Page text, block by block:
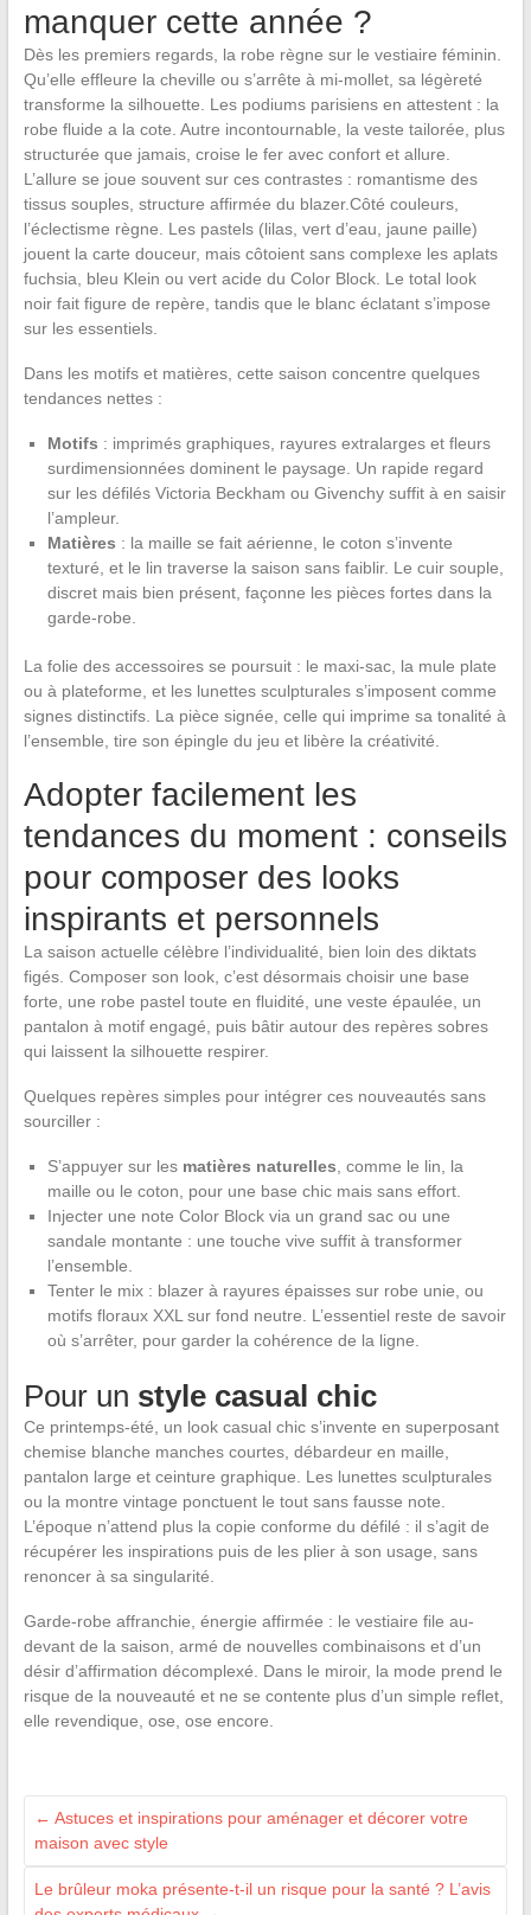
manquer cette année ?
Dès les premiers regards, la robe règne sur le vestiaire féminin.
Qu’elle effleure la cheville ou s’arrête à mi-mollet, sa légèreté
transforme la silhouette. Les podiums parisiens en attestent : la
robe fluide a la cote. Autre incontournable, la veste tailorée, plus
structurée que jamais, croise le fer avec confort et allure.
L’allure se joue souvent sur ces contrastes : romantisme des
tissus souples, structure affirmée du blazer.Côté couleurs,
l’éclectisme règne. Les pastels (lilas, vert d’eau, jaune paille)
jouent la carte douceur, mais côtoient sans complexe les aplats
fuchsia, bleu Klein ou vert acide du Color Block. Le total look
noir fait figure de repère, tandis que le blanc éclatant s’impose
sur les essentiels.
Dans les motifs et matières, cette saison concentre quelques
tendances nettes :
Motifs : imprimés graphiques, rayures extralarges et fleurs
surdimensionnées dominent le paysage. Un rapide regard
sur les défilés Victoria Beckham ou Givenchy suffit à en saisir
l’ampleur.
Matières : la maille se fait aérienne, le coton s’invente
texturé, et le lin traverse la saison sans faiblir. Le cuir souple,
discret mais bien présent, façonne les pièces fortes dans la
garde-robe.
La folie des accessoires se poursuit : le maxi-sac, la mule plate
ou à plateforme, et les lunettes sculpturales s’imposent comme
signes distinctifs. La pièce signée, celle qui imprime sa tonalité à
l’ensemble, tire son épingle du jeu et libère la créativité.
Adopter facilement les
tendances du moment : conseils
pour composer des looks
inspirants et personnels
La saison actuelle célèbre l’individualité, bien loin des diktats
figés. Composer son look, c’est désormais choisir une base
forte, une robe pastel toute en fluidité, une veste épaulée, un
pantalon à motif engagé, puis bâtir autour des repères sobres
qui laissent la silhouette respirer.
Quelques repères simples pour intégrer ces nouveautés sans
sourciller :
S’appuyer sur les matières naturelles , comme le lin, la
maille ou le coton, pour une base chic mais sans effort.
Injecter une note Color Block via un grand sac ou une
sandale montante : une touche vive suffit à transformer
l’ensemble.
Tenter le mix : blazer à rayures épaisses sur robe unie, ou
motifs floraux XXL sur fond neutre. L’essentiel reste de savoir
où s’arrêter, pour garder la cohérence de la ligne.
Pour un style casual chic
Ce printemps-été, un look casual chic s’invente en superposant
chemise blanche manches courtes, débardeur en maille,
pantalon large et ceinture graphique. Les lunettes sculpturales
ou la montre vintage ponctuent le tout sans fausse note.
L’époque n’attend plus la copie conforme du défilé : il s’agit de
récupérer les inspirations puis de les plier à son usage, sans
renoncer à sa singularité.
Garde-robe affranchie, énergie affirmée : le vestiaire file au-
devant de la saison, armé de nouvelles combinaisons et d’un
désir d’affirmation décomplexé. Dans le miroir, la mode prend le
risque de la nouveauté et ne se contente plus d’un simple reflet,
elle revendique, ose, ose encore.
← Astuces et inspirations pour aménager et décorer votre
maison avec style
Le brûleur moka présente-t-il un risque pour la santé ? L’avis